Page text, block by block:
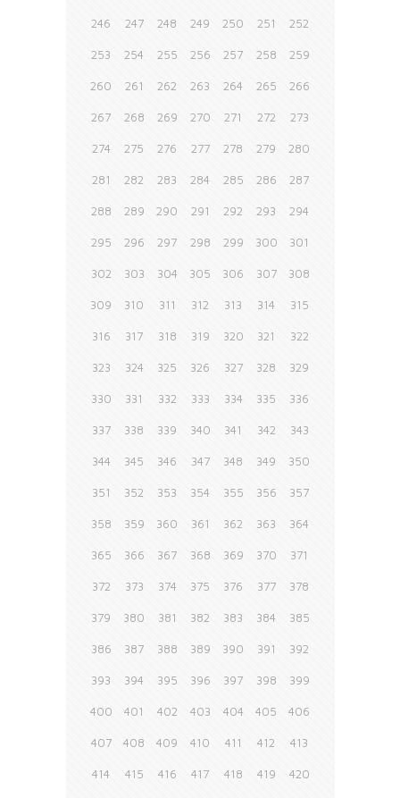
246 247 248 249 250 251 252
253 254 255 256 257 258 259
260 261 262 263 264 265 266
267 268 269 270 271 272 273
274 275 276 277 278 279 280
281 282 283 284 285 286 287
288 289 290 291 292 293 294
295 296 297 298 299 300 301
302 303 304 305 306 307 308
309 310 311 312 313 314 315
316 317 318 319 320 321 322
323 324 325 326 327 328 329
330 331 332 333 334 335 336
337 338 339 340 341 342 343
344 345 346 347 348 349 350
351 352 353 354 355 356 357
358 359 360 361 362 363 364
365 366 367 368 369 370 371
372 373 374 375 376 377 378
379 380 381 382 383 384 385
386 387 388 389 390 391 392
393 394 395 396 397 398 399
400 401 402 403 404 405 406
407 408 409 410 411 412 413
414 415 416 417 418 419 420